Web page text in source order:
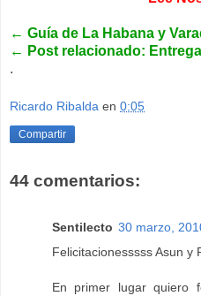
← Guía de La Habana y
← Post relacionado:
.
Ricardo Ribalda en 0:05
Compartir
44 comentarios:
Sentilecto 30 marzo,
Felicitacionesssss Asun y
En primer lugar quiero